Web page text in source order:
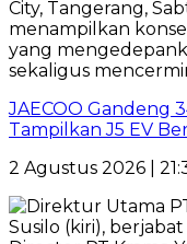
JAECOO Gandeng
Tampilkan J5 EV
2 Agustus 2026 |